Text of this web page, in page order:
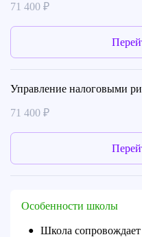
71 400 ₽
Управление налоговыми
71 400 ₽
Особенности школы
●
Школа сопровождает